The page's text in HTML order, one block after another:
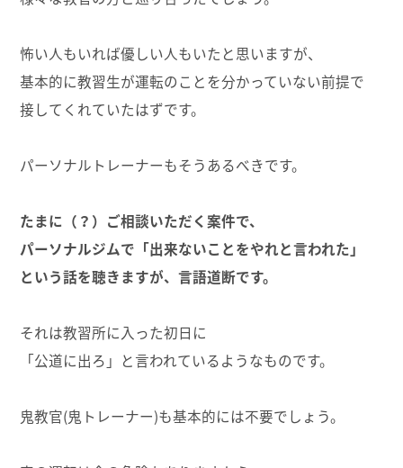
怖い人もいれば優しい人もいたと思いますが、
基本的に教習生が運転のことを分かっていない前提で
接してくれていたはずです。
パーソナルトレーナーもそうあるべきです。
たまに（？）ご相談いただく案件で、
パーソナルジムで「出来ないことをやれと言われた」
という話を聴きますが、言語道断です。
それは教習所に入った初日に
「公道に出ろ」と言われているようなものです。
鬼教官(鬼トレーナー)も基本的には不要でしょう。